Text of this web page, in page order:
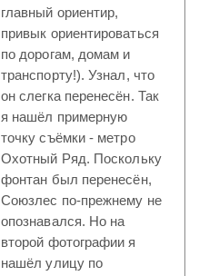
главный ориентир,
привык ориентироваться
по дорогам, домам и
транспорту!). Узнал, что
он слегка перенесён. Так
я нашёл примерную
точку съёмки - метро
Охотный Ряд. Поскольку
фонтан был перенесён,
Союзлес по-прежнему не
опознавался. Но на
второй фотографии я
нашёл улицу по